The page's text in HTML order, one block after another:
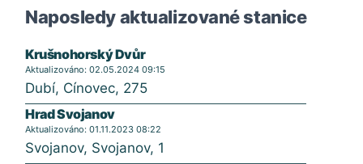
Naposledy aktualizované stanice
Krušnohorský Dvůr
Aktualizováno: 02.05.2024 09:15
Dubí, Cínovec, 275
Hrad Svojanov
Aktualizováno: 01.11.2023 08:22
Svojanov, Svojanov, 1